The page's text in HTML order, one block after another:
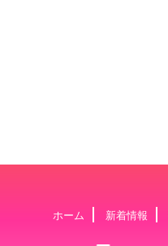
ホーム 新着情報